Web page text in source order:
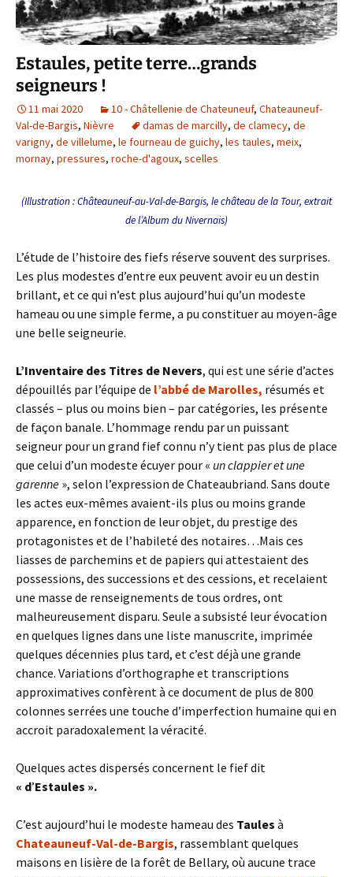
Estaules, petite terre…grands
seigneurs !
11 mai 2020 10 - Châtellenie de Chateuneuf, Chateauneuf-
Val-de-Bargis, Nièvre damas de marcilly, de clamecy, de
varigny, de villelume, le fourneau de guichy, les taules, meix,
mornay, pressures, roche-d'agoux, scelles
(Illustration : Châteauneuf-au-Val-de-Bargis, le château de la Tour, extrait
de l’Album du Nivernais)
L’étude de l’histoire des fiefs réserve souvent des surprises.
Les plus modestes d’entre eux peuvent avoir eu un destin
brillant, et ce qui n’est plus aujourd’hui qu’un modeste
hameau ou une simple ferme, a pu constituer au moyen-âge
une belle seigneurie.
L’Inventaire des Titres de Nevers, qui est une série d’actes
dépouillés par l’équipe de l’abbé de Marolles, résumés et
classés – plus ou moins bien – par catégories, les présente
de façon banale. L’hommage rendu par un puissant
seigneur pour un grand fief connu n’y tient pas plus de place
que celui d’un modeste écuyer pour « un clappier et une
garenne », selon l’expression de Chateaubriand. Sans doute
les actes eux-mêmes avaient-ils plus ou moins grande
apparence, en fonction de leur objet, du prestige des
protagonistes et de l’habileté des notaires…Mais ces
liasses de parchemins et de papiers qui attestaient des
possessions, des successions et des cessions, et recelaient
une masse de renseignements de tous ordres, ont
malheureusement disparu. Seule a subsisté leur évocation
en quelques lignes dans une liste manuscrite, imprimée
quelques décennies plus tard, et c’est déjà une grande
chance. Variations d’orthographe et transcriptions
approximatives confèrent à ce document de plus de 800
colonnes serrées une touche d’imperfection humaine qui en
accroit paradoxalement la véracité.
Quelques actes dispersés concernent le fief dit
« d’Estaules ».
C’est aujourd’hui le modeste hameau des Taules à
Chateauneuf-Val-de-Bargis, rassemblant quelques
maisons en lisière de la forêt de Bellary, où aucune trace